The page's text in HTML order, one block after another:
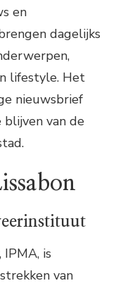
en
dagelijks
lifestyle. Het
nieuwsbrief
van de
is
van